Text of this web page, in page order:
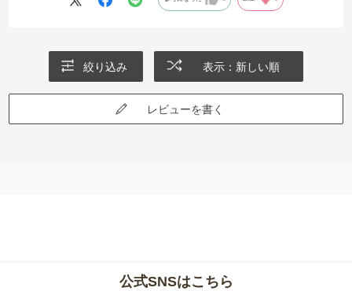
絞り込み 表示：新しい順
レビューを書く
公式SNSはこちら